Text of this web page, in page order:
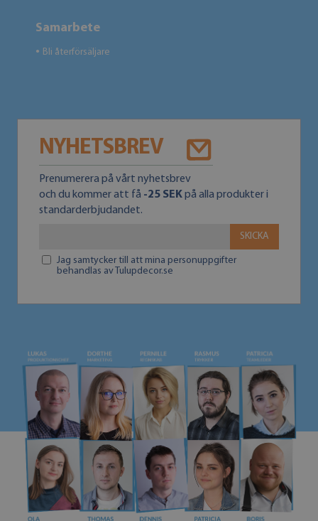
Samarbete
● Bli återförsäljare
NYHETSBREV
Prenumerera på vårt nyhetsbrev
och du kommer att få -25 SEKpå alla produkter i
standarderbjudandet.
SKICKA
Jag samtycker till att mina personuppgifter
behandlas av Tulupdecor.se